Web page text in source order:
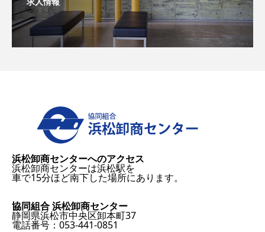
浜松卸商センターへのアクセス
浜松卸商センターは浜松駅を
車で15分ほど南下した場所にあります。
協同組合 浜松卸商センター
静岡県浜松市中央区卸本町37
電話番号：053-441-0851